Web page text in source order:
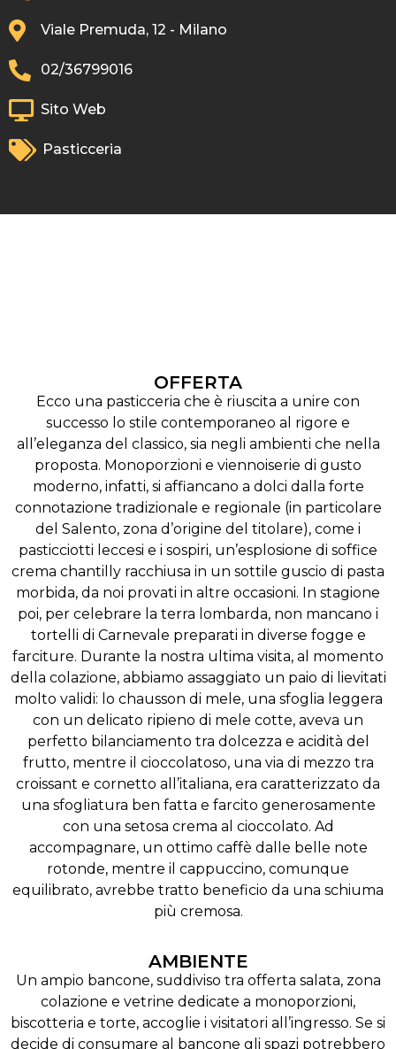
Viale Premuda, 12 - Milano
02/36799016
Sito Web
Pasticceria
OFFERTA
Ecco una pasticceria che è riuscita a unire con
successo lo stile contemporaneo al rigore e
all’eleganza del classico, sia negli ambienti che nella
proposta. Monoporzioni e viennoiserie di gusto
moderno, infatti, si affiancano a dolci dalla forte
connotazione tradizionale e regionale (in particolare
del Salento, zona d’origine del titolare), come i
pasticciotti leccesi e i sospiri, un’esplosione di soffice
crema chantilly racchiusa in un sottile guscio di pasta
morbida, da noi provati in altre occasioni. In stagione
poi, per celebrare la terra lombarda, non mancano i
tortelli di Carnevale preparati in diverse fogge e
farciture. Durante la nostra ultima visita, al momento
della colazione, abbiamo assaggiato un paio di lievitati
molto validi: lo chausson di mele, una sfoglia leggera
con un delicato ripieno di mele cotte, aveva un
perfetto bilanciamento tra dolcezza e acidità del
frutto, mentre il cioccolatoso, una via di mezzo tra
croissant e cornetto all’italiana, era caratterizzato da
una sfogliatura ben fatta e farcito generosamente
con una setosa crema al cioccolato. Ad
accompagnare, un ottimo caffè dalle belle note
rotonde, mentre il cappuccino, comunque
equilibrato, avrebbe tratto beneficio da una schiuma
più cremosa.
AMBIENTE
Un ampio bancone, suddiviso tra offerta salata, zona
colazione e vetrine dedicate a monoporzioni,
biscotteria e torte, accoglie i visitatori all’ingresso. Se si
decide di consumare al bancone gli spazi potrebbero